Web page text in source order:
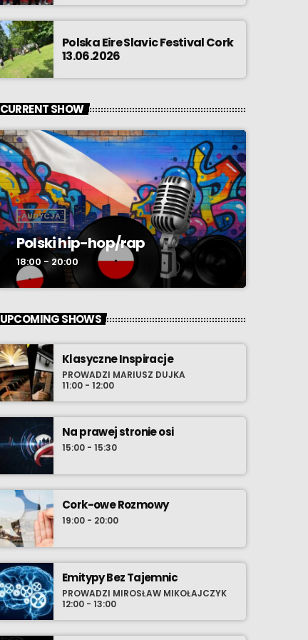
Polska Eire Slavic Festival Cork
13.06.2026
CURRENT SHOW
AUDYCJA
Polski hip-hop/rap
18:00 - 20:00
UPCOMING SHOWS
Klasyczne Inspiracje
PROWADZI MARIUSZ DUJKA
11:00 - 12:00
Na prawej stronie osi
15:00 - 15:30
Cork-owe Rozmowy
19:00 - 20:00
Emitypy Bez Tajemnic
PROWADZI MIROSŁAW MIKOŁAJCZYK
12:00 - 13:00